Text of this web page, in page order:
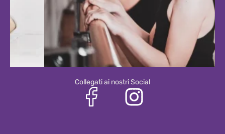
Collegati ai nostri Social